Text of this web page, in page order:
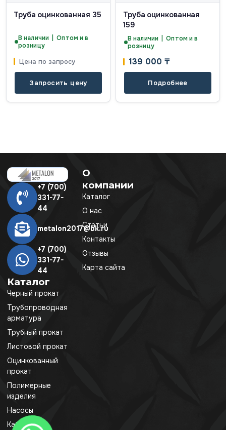
Труба оцинкованная 35
В наличии | Оптом и в
розницу
Цена по запросу
Запросить цену
Труба оцинкованная
159
В наличии | Оптом и в
розницу
139 000 ₸
Подробнее
+7 (700)
331-77-
44
metalon2017@bk.ru
+7 (700)
331-77-
44
Каталог
Черный прокат
Трубопроводная
арматура
Трубный прокат
Листовой прокат
Оцинкованный
прокат
Полимерные
изделия
Насосы
Кабель
О
компании
Каталог
О нас
Статьи
Контакты
Отзывы
Карта сайта